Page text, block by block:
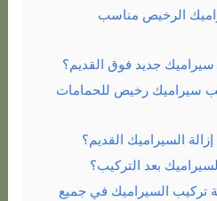
الرخيص مناسب
جديد فوق القديم؟
سيراميك رخيص للحمامات
السيراميك القديم؟
بعد التركيب؟
تركيب السيراميك في جميع